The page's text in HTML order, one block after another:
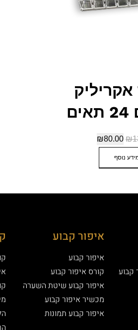
₪
₪80.00
נוסף
קבוע
איפור קבוע
איפור קבוע
קורס איפור קבוע
איפור קבוע שיטת השערה
מכשיר איפור קבוע
איפור קבוע תמונות